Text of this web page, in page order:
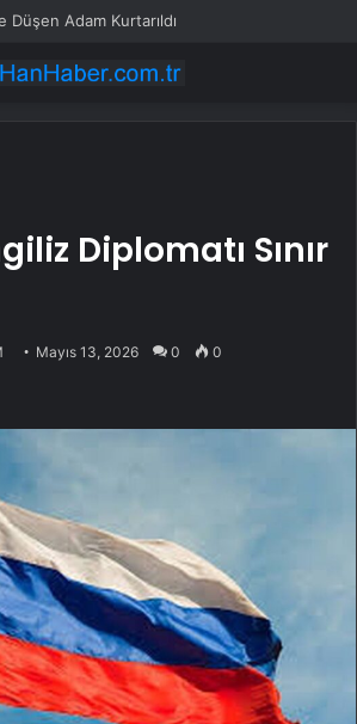
Düşen Adam Kurtarıldı
Diplomatı Sınır
Mayıs 13, 2026 0 0